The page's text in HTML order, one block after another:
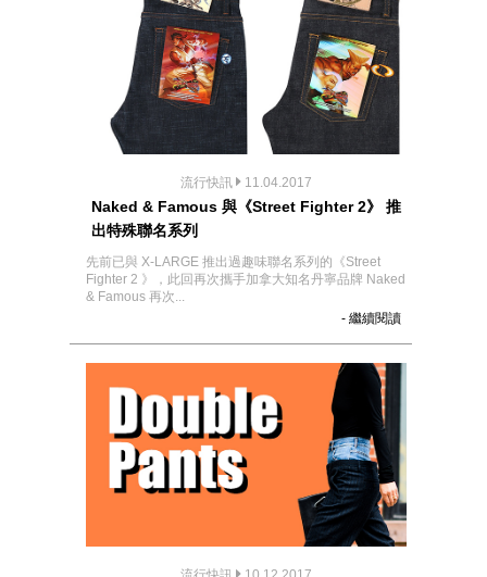
流行快訊 11.04.2017
Naked & Famous 與《Street Fighter 2》 推
出特殊聯名系列
先前已與 X-LARGE 推出過趣味聯名系列的《Street
Fighter 2 》，此回再次攜手加拿大知名丹寧品牌 Naked
& Famous 再次...
- 繼續閱讀